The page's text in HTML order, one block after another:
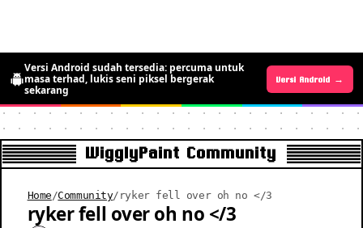
Versi Android sudah tersedia: percuma untuk
masa terhad, lukis seni piksel bergerak
sekarang
Versi Android →
Versi iOS →
WigglyPaint Community
Home /Community/ ryker fell over oh no </3
ryker fell over oh no </3